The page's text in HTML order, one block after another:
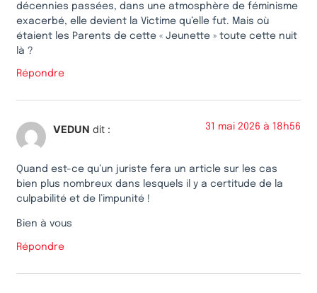
décennies passées, dans une atmosphère de féminisme
exacerbé, elle devient la Victime qu’elle fut. Mais où
étaient les Parents de cette « Jeunette » toute cette nuit
là ?
Répondre
VEDUN dit : 31 mai 2026 à 18h56
Quand est-ce qu’un juriste fera un article sur les cas
bien plus nombreux dans lesquels il y a certitude de la
culpabilité et de l’impunité !
Bien à vous
Répondre